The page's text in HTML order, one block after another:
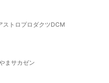
ストロプロダクツDCM
ま サカゼン